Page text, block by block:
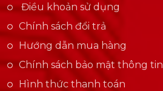
Điều khoản sử dụng
Chính sách đổi trả
Hướng dẫn mua hàng
Chính sách bảo mật thông tin
Hình thức thanh toán